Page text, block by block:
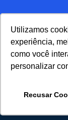
Utilizamos
experiência,
como você
personalizar
Recusar
Feito por